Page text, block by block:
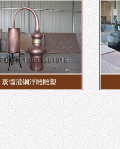
蒸馏灌铜浮雕雕塑